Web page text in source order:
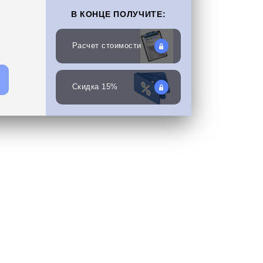
В КОНЦЕ ПОЛУЧИТЕ:
Расчет стоимости
Скидка 15%